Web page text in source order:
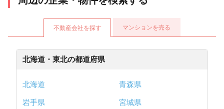
不動産会社を探す マンションを売る
北海道・東北の都道府県
北海道
青森県
岩手県
宮城県